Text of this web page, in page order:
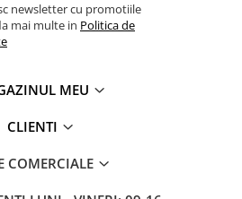
newsletter cu promotiile
mai multe in Politica de
MEU
CLIENTI
COMERCIALE